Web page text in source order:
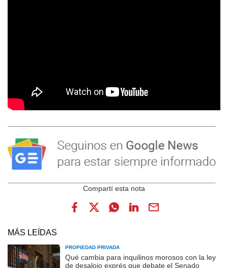
MÁS LEÍDAS
PROPIEDAD PRIVADA
Qué cambia para inquilinos morosos con la ley
de desalojo exprés que debate el Senado